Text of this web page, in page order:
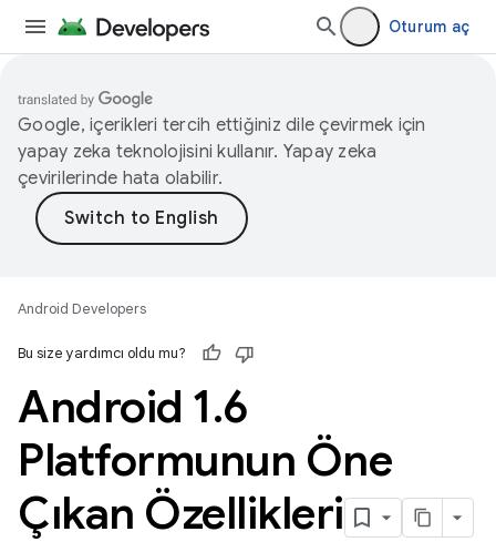
Oturum aç
Google, içerikleri tercih ettiğiniz dile çevirmek için
yapay zeka teknolojisini kullanır. Yapay zeka
çevirilerinde hata olabilir.
Android Developers
Bu size yardımcı oldu mu?
Android 1.6
Platformunun Öne
Çıkan Özellikleri